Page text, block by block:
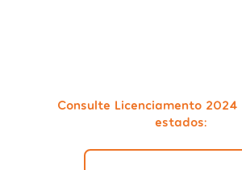
Consulte Licenciamento
estados: